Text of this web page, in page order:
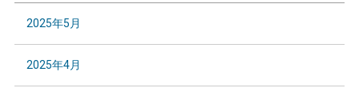
2025年5月
2025年4月